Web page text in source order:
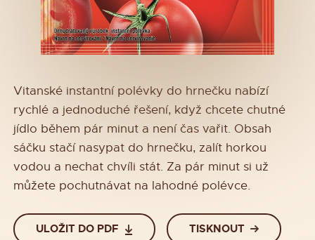
Vitanské instantní polévky do hrnečku nabízí
rychlé a jednoduché řešení, když chcete chutné
jídlo během pár minut a není čas vařit. Obsah
sáčku stačí nasypat do hrnečku, zalít horkou
vodou a nechat chvíli stát. Za pár minut si už
můžete pochutnávat na lahodné polévce.
ULOŽIT DO PDF TISKNOUT